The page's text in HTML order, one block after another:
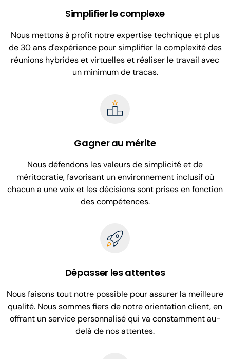
Simplifier le complexe
Nous mettons à profit notre expertise technique et plus
de 30 ans d'expérience pour simplifier la complexité des
réunions hybrides et virtuelles et réaliser le travail avec
un minimum de tracas.
Gagner au mérite
Nous défendons les valeurs de simplicité et de
méritocratie, favorisant un environnement inclusif où
chacun a une voix et les décisions sont prises en fonction
des compétences.
Dépasser les attentes
Nous faisons tout notre possible pour assurer la meilleure
qualité. Nous sommes fiers de notre orientation client, en
offrant un service personnalisé qui va constamment au-
delà de nos attentes.